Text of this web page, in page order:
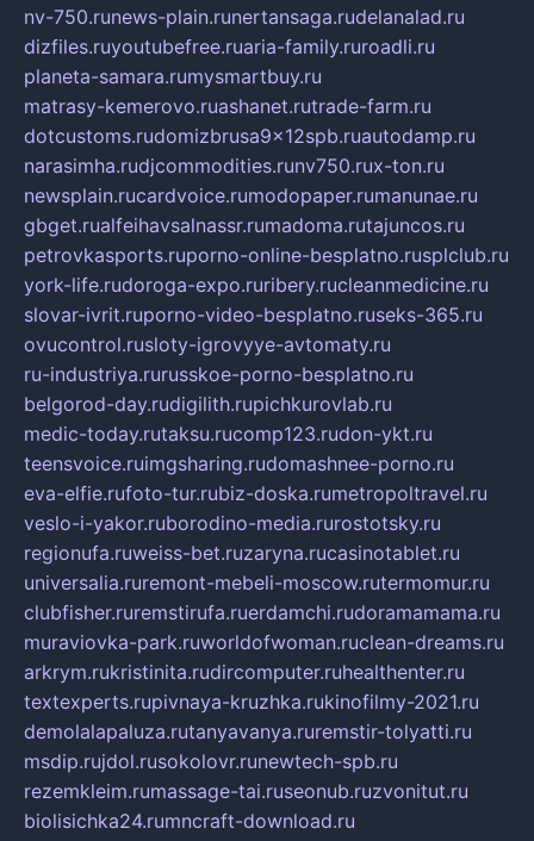
nv-750.runews-plain.runertansaga.rudelanalad.ru
dizfiles.ruyoutubefree.ruaria-family.ruroadli.ru
planeta-samara.rumysmartbuy.ru
matrasy-kemerovo.ruashanet.rutrade-farm.ru
dotcustoms.rudomizbrusa9x12spb.ruautodamp.ru
narasimha.rudjcommodities.runv750.rux-ton.ru
newsplain.rucardvoice.rumodopaper.rumanunae.ru
gbget.rualfeihavsalnassr.rumadoma.rutajuncos.ru
petrovkasports.ruporno-online-besplatno.rusplclub.ru
york-life.rudoroga-expo.ruribery.rucleanmedicine.ru
slovar-ivrit.ruporno-video-besplatno.ruseks-365.ru
ovucontrol.rusloty-igrovyye-avtomaty.ru
ru-industriya.rurusskoe-porno-besplatno.ru
belgorod-day.rudigilith.rupichkurovlab.ru
medic-today.rutaksu.rucomp123.rudon-ykt.ru
teensvoice.ruimgsharing.rudomashnee-porno.ru
eva-elfie.rufoto-tur.rubiz-doska.rumetropoltravel.ru
veslo-i-yakor.ruborodino-media.rurostotsky.ru
regionufa.ruweiss-bet.ruzaryna.rucasinotablet.ru
universalia.ruremont-mebeli-moscow.rutermomur.ru
clubfisher.ruremstirufa.ruerdamchi.rudoramamama.ru
muraviovka-park.ruworldofwoman.ruclean-dreams.ru
arkrym.rukristinita.rudircomputer.ruhealthenter.ru
textexperts.rupivnaya-kruzhka.rukinofilmy-2021.ru
demolalapaluza.rutanyavanya.ruremstir-tolyatti.ru
msdip.rujdol.rusokolovr.runewtech-spb.ru
rezemkleim.rumassage-tai.ruseonub.ruzvonitut.ru
biolisichka24.rumncraft-download.ru